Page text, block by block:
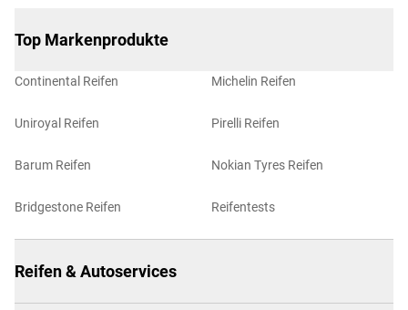
Top Markenprodukte
Continental Reifen
Uniroyal Reifen
Barum Reifen
Bridgestone Reifen
Michelin Reifen
Pirelli Reifen
Nokian Tyres Reifen
Reifentests
Reifen & Autoservices